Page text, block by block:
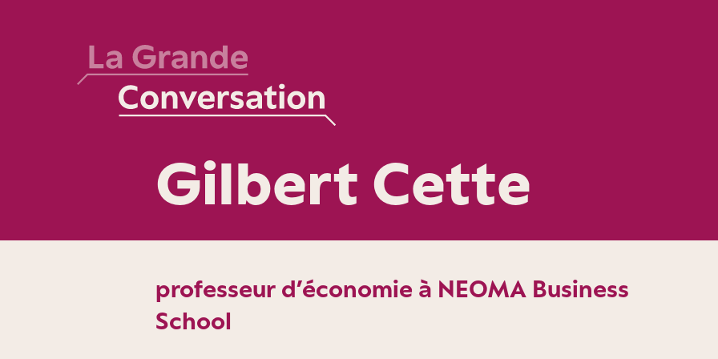
Gilbert Cette
professeur d’économie à NEOMA Business
School